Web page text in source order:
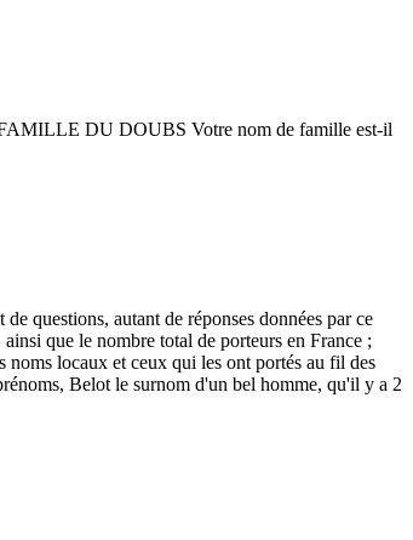
DU DOUBS Votre nom de famille est-il
questions, autant de réponses données par ce
que le nombre total de porteurs en France ;
noms locaux et ceux qui les ont portés au fil des
Belot le surnom d'un bel homme, qu'il y a 2